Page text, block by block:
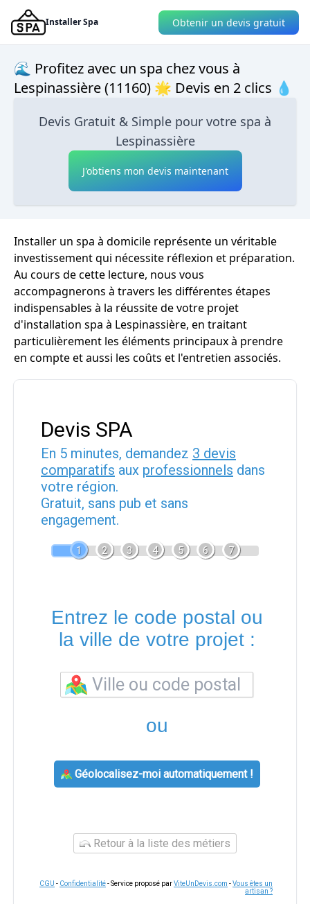
Installer Spa Obtenir un devis gratuit
🌊 Profitez avec un spa chez vous à
Lespinassière (11160) 🌟 Devis en 2 clics 💧
Devis Gratuit & Simple pour votre spa à
Lespinassière
J'obtiens mon devis maintenant
Installer un spa à domicile représente un véritable
investissement qui nécessite réflexion et préparation.
Au cours de cette lecture, nous vous
accompagnerons à travers les différentes étapes
indispensables à la réussite de votre projet
d'installation spa à Lespinassière, en traitant
particulièrement les éléments principaux à prendre
en compte et aussi les coûts et l'entretien associés.
Devis SPA
En 5 minutes, demandez 3 devis
comparatifs aux professionnels dans
votre région.
Gratuit, sans pub et sans
engagement.
1 2 3 4 5 6 7
Entrez le code postal ou
la ville de votre projet :
ou
Géolocalisez-moi automatiquement !
Retour à la liste des métiers
CGU - Confidentialité- Service proposé parViteUnDevis.com -Vous êtes un
artisan ?